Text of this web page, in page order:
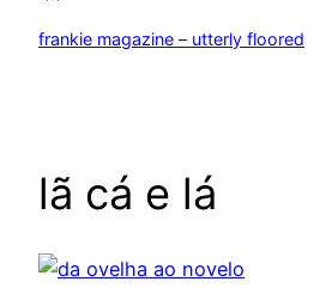
frankie magazine – utterly floored
lã cá e lá